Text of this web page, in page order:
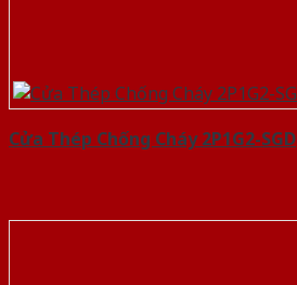
Cửa Thép Chống Cháy 2P1G2-SGD